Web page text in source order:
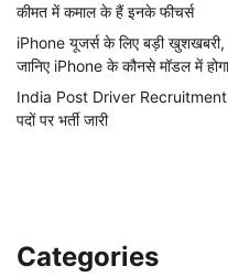
कीमत में कमाल के हैं इनके फीचर्स
iPhone यूजर्स के लिए बड़ी खुशखबरी,
जानिए iPhone के कौनसे मॉडल में
India Post Driver Recruitment
पदों पर भर्ती जारी
Categories